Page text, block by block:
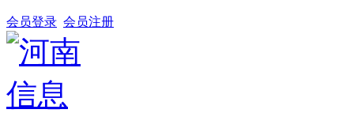
会员登录 会员注册